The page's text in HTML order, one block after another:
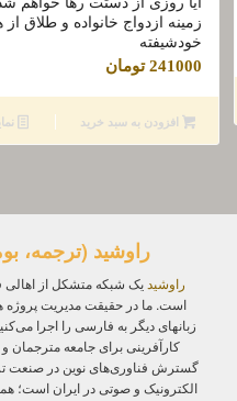
123000 تومان
زمینه ازدواج خانواده و طلاق
خودشیفته
241000 تومان
افزودن به سبد خرید
راوشید (ترجمه،
راوشید یک شبکه متشکل از
است. ما در حقیقت مدیریت پروژه‌
زبانهای دیگر به فارسی را اجرا
کارآفرینی برای جامعه مترجمان
گسترش فناوری‌های نوین در صنعت
الکترونیک و صوتی در ایران است؛